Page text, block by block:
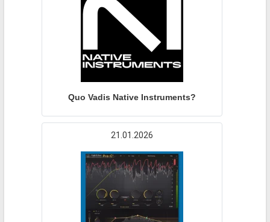
Quo Vadis Native Instruments?
21.01.2026